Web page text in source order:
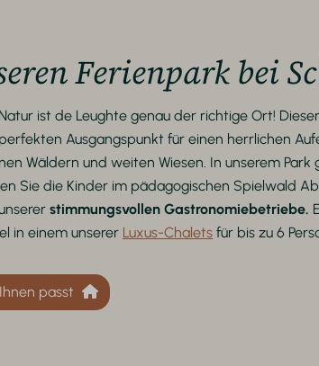
Ferienpark bei
ist de Leughte genau der richtige Ort!
Ausgangspunkt für einen herrlichen
Wäldern und weiten Wiesen. In unserem Park
Sie die Kinder im pädagogischen Spielwald
stimmungsvollen Gastronomiebetriebe.
in einem unserer Luxus-Chalets für bis zu 6
passt